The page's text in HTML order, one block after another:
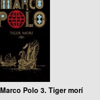
Marco Polo 3. Tiger morí